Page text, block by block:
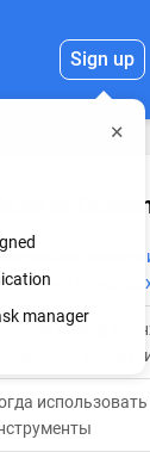
Sign up
manager
Table of
между